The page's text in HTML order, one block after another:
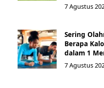
7 Agustus
Sering
Berapa
dalam 1
7 Agustus